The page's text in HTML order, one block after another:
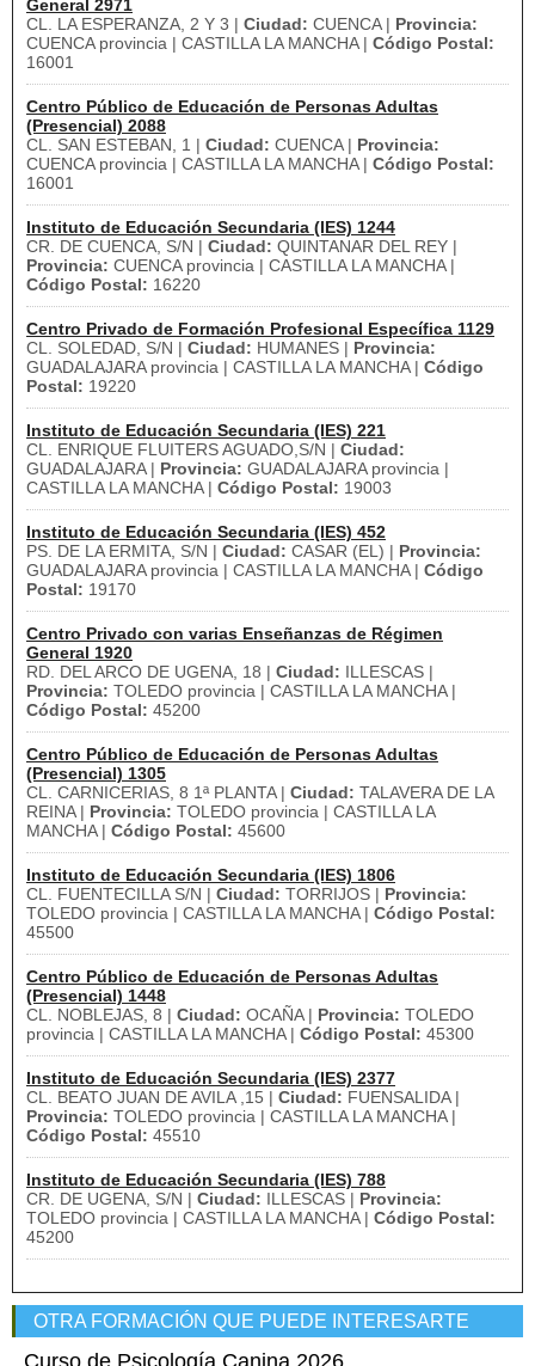
General 2971
CL. LA ESPERANZA, 2 Y 3 | Ciudad: CUENCA | Provincia:
CUENCA provincia | CASTILLA LA MANCHA | Código Postal:
16001
Centro Público de Educación de Personas Adultas
(Presencial) 2088
CL. SAN ESTEBAN, 1 | Ciudad: CUENCA | Provincia:
CUENCA provincia | CASTILLA LA MANCHA | Código Postal:
16001
Instituto de Educación Secundaria (IES) 1244
CR. DE CUENCA, S/N | Ciudad: QUINTANAR DEL REY |
Provincia: CUENCA provincia | CASTILLA LA MANCHA |
Código Postal: 16220
Centro Privado de Formación Profesional Específica 1129
CL. SOLEDAD, S/N | Ciudad: HUMANES | Provincia:
GUADALAJARA provincia | CASTILLA LA MANCHA | Código
Postal: 19220
Instituto de Educación Secundaria (IES) 221
CL. ENRIQUE FLUITERS AGUADO,S/N | Ciudad:
GUADALAJARA | Provincia: GUADALAJARA provincia |
CASTILLA LA MANCHA | Código Postal: 19003
Instituto de Educación Secundaria (IES) 452
PS. DE LA ERMITA, S/N | Ciudad: CASAR (EL) | Provincia:
GUADALAJARA provincia | CASTILLA LA MANCHA | Código
Postal: 19170
Centro Privado con varias Enseñanzas de Régimen
General 1920
RD. DEL ARCO DE UGENA, 18 | Ciudad: ILLESCAS |
Provincia: TOLEDO provincia | CASTILLA LA MANCHA |
Código Postal: 45200
Centro Público de Educación de Personas Adultas
(Presencial) 1305
CL. CARNICERIAS, 8 1ª PLANTA | Ciudad: TALAVERA DE LA
REINA | Provincia: TOLEDO provincia | CASTILLA LA
MANCHA | Código Postal: 45600
Instituto de Educación Secundaria (IES) 1806
CL. FUENTECILLA S/N | Ciudad: TORRIJOS | Provincia:
TOLEDO provincia | CASTILLA LA MANCHA | Código Postal:
45500
Centro Público de Educación de Personas Adultas
(Presencial) 1448
CL. NOBLEJAS, 8 | Ciudad: OCAÑA | Provincia: TOLEDO
provincia | CASTILLA LA MANCHA | Código Postal: 45300
Instituto de Educación Secundaria (IES) 2377
CL. BEATO JUAN DE AVILA ,15 | Ciudad: FUENSALIDA |
Provincia: TOLEDO provincia | CASTILLA LA MANCHA |
Código Postal: 45510
Instituto de Educación Secundaria (IES) 788
CR. DE UGENA, S/N | Ciudad: ILLESCAS | Provincia:
TOLEDO provincia | CASTILLA LA MANCHA | Código Postal:
45200
OTRA FORMACIÓN QUE PUEDE INTERESARTE
Curso de Psicología Canina 2026